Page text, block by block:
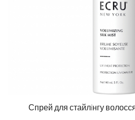
Спрей для стайлiнгу